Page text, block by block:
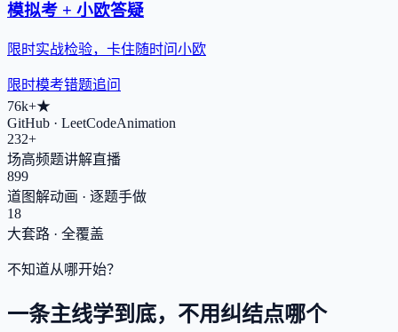
模拟考 + 小欧答疑
限时实战检验，卡住随时问小欧
限时模考错题追问
76k+★
GitHub · LeetCodeAnimation
232+
场高频题讲解直播
899
道图解动画 · 逐题手做
18
大套路 · 全覆盖
不知道从哪开始？
一条主线学到底，不用纠结点哪个